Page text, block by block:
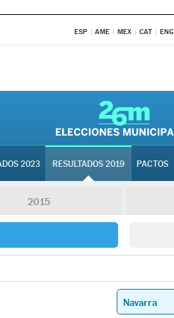
ESP AME MEX CAT ENG
2023 RESULTADOS 2019 PACTOS
2015